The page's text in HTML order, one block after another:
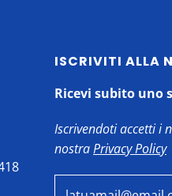
ISCRIVITI ALLA
Ricevi subito uno
Iscrivendoti accetti i
nostraPrivacy Policy